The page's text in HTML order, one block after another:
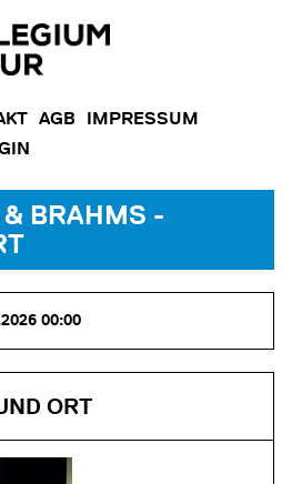
AGB
IMPRESSUM
BRAHMS -
00:00
ORT